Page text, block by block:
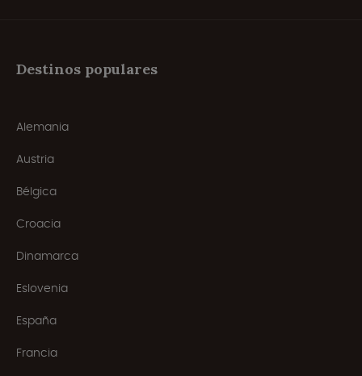
Destinos populares
Alemania
Austria
Bélgica
Croacia
Dinamarca
Eslovenia
España
Francia